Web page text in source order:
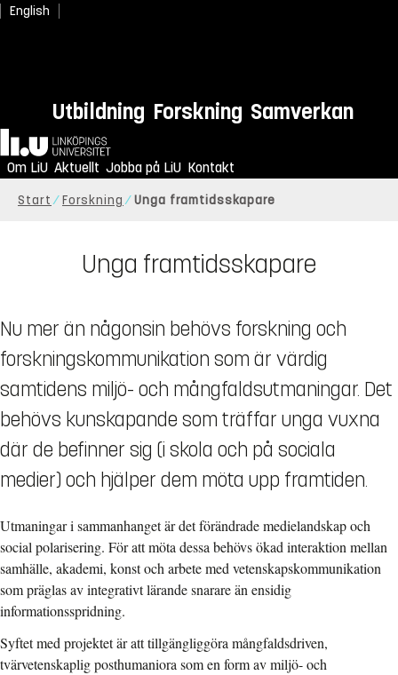
English
Utbildning Forskning Samverkan
Hem
Om LiU Aktuellt Jobba på LiU Kontakt
Start Forskning Unga framtidsskapare
Unga framtidsskapare
Nu mer än någonsin behövs forskning och
forskningskommunikation som är värdig
samtidens miljö- och mångfaldsutmaningar. Det
behövs kunskapande som träffar unga vuxna
där de befinner sig (i skola och på sociala
medier) och hjälper dem möta upp framtiden.
Utmaningar i sammanhanget är det förändrade medielandskap och
social polarisering. För att möta dessa behövs ökad interaktion mellan
samhälle, akademi, konst och arbete med vetenskapskommunikation
som präglas av integrativt lärande snarare än ensidig
informationsspridning.
Syftet med projektet är att tillgängliggöra mångfaldsdriven,
tvärvetenskaplig posthumaniora som en form av miljö- och